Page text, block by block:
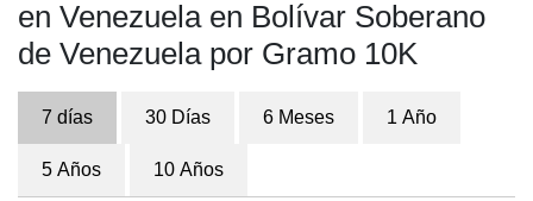
en Venezuela en Bolívar Soberano
de Venezuela por Gramo 10K
7 días 30 Días 6 Meses 1 Año
5 Años 10 Años